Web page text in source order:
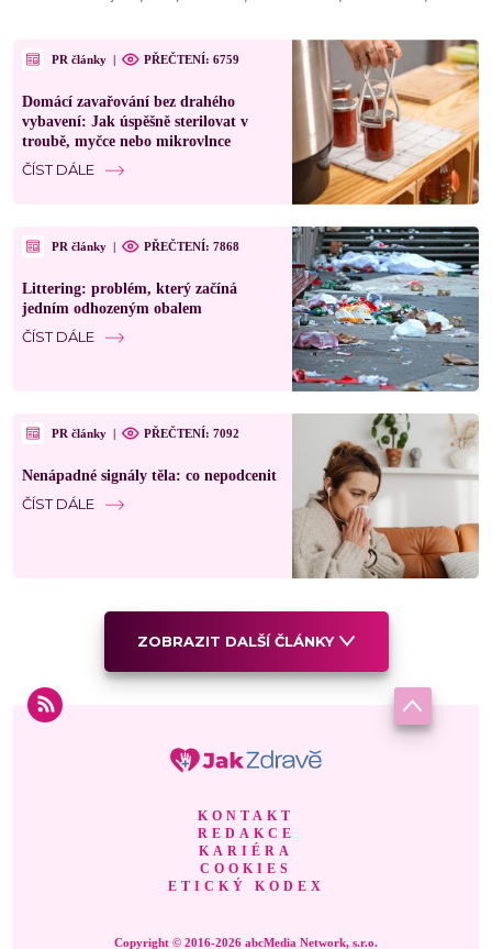
PR články | PŘEČTENÍ: 6759
Domácí zavařování bez drahého
vybavení: Jak úspěšně sterilovat v
troubě, myčce nebo mikrovlnce
ČÍST DÁLE
PR články | PŘEČTENÍ: 7868
Littering: problém, který začíná
jedním odhozeným obalem
ČÍST DÁLE
PR články | PŘEČTENÍ: 7092
Nenápadné signály těla: co nepodcenit
ČÍST DÁLE
ZOBRAZIT DALŠÍ ČLÁNKY
KONTAKT
REDAKCE
KARIÉRA
COOKIES
ETICKÝ KODEX
Copyright © 2016-2026 abcMedia Network, s.r.o.